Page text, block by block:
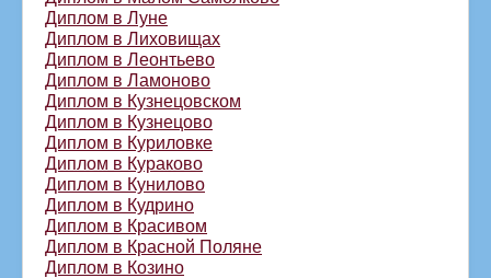
Диплом в Луне
Диплом в Лиховищах
Диплом в Леонтьево
Диплом в Ламоново
Диплом в Кузнецовском
Диплом в Кузнецово
Диплом в Куриловке
Диплом в Кураково
Диплом в Кунилово
Диплом в Кудрино
Диплом в Красивом
Диплом в Красной Поляне
Диплом в Козино